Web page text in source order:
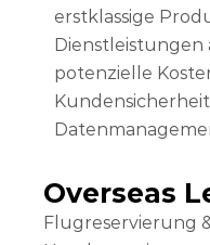
erstklassige
Dienstleistungen
potenzielle
Overseas
Flugreservierung